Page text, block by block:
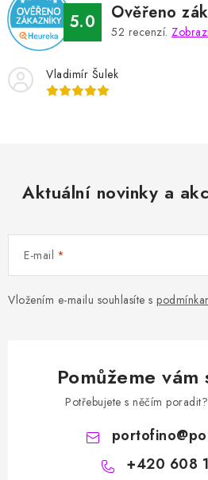
5.0 Ověřeno
52 recenzí.
Vladimír Šulek
Aktuální novinky a
E-mail
Vložením e-mailu souhlasíte s
Pomůžeme
Potřebujete s něčím
portofino@
+420 608